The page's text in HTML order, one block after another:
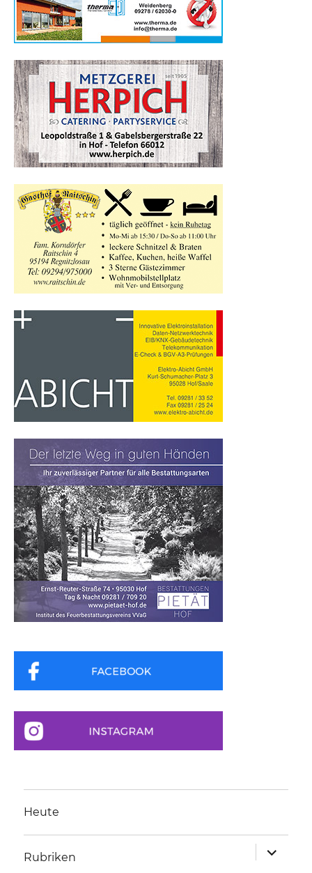
Heute
Rubriken
anzeigen